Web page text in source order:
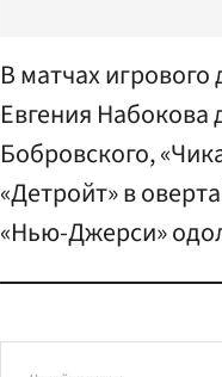
В матчах
Евгения Набокова
Бобровского,
«Детройт» в
«Нью-Джерси»